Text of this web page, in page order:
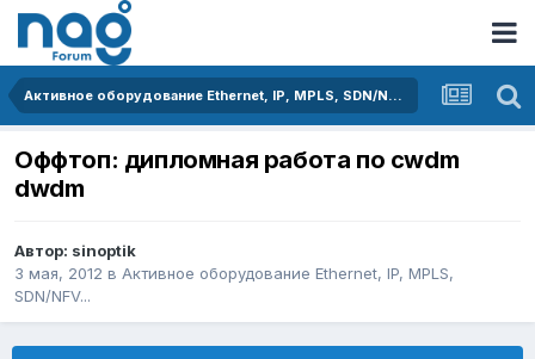
Активное оборудование Ethernet, IP, MPLS, SDN/NFV...
Оффтоп: дипломная работа по cwdm
dwdm
Автор: sinoptik
3 мая, 2012 в Активное оборудование Ethernet, IP, MPLS,
SDN/NFV...